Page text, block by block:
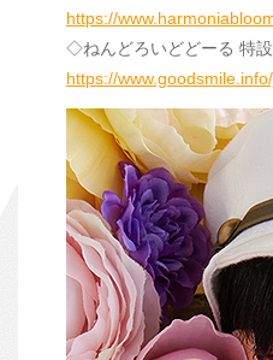
https://
◇ねんどろいどどーる 特設
https://